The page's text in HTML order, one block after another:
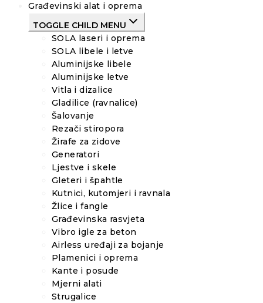
Građevinski alat i oprema
TOGGLE CHILD MENU
SOLA laseri i oprema
SOLA libele i letve
Aluminijske libele
Aluminijske letve
Vitla i dizalice
Gladilice (ravnalice)
Šalovanje
Rezači stiropora
Žirafe za zidove
Generatori
Ljestve i skele
Gleteri i špahtle
Kutnici, kutomjeri i ravnala
Žlice i fangle
Građevinska rasvjeta
Vibro igle za beton
Airless uređaji za bojanje
Plamenici i oprema
Kante i posude
Mjerni alati
Strugalice